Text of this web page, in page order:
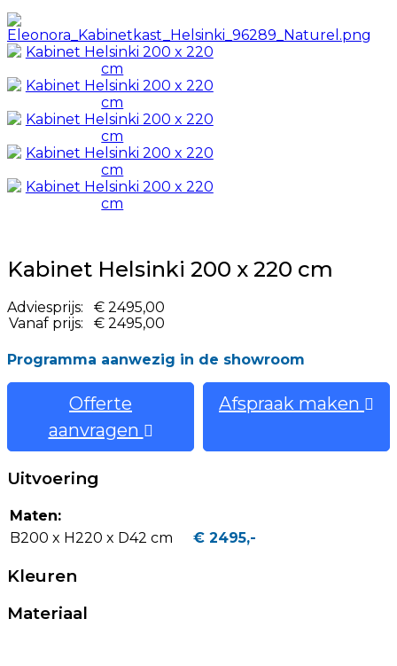
Kabinet Helsinki 200 x 220 cm
Adviesprijs:
€ 2495,00
Vanaf prijs:
€ 2495,00
Programma aanwezig in de showroom
Offerte
aanvragen
Afspraak maken
Uitvoering
Maten:
B200 x H220 x D42 cm
€ 2495,-
Kleuren
Materiaal